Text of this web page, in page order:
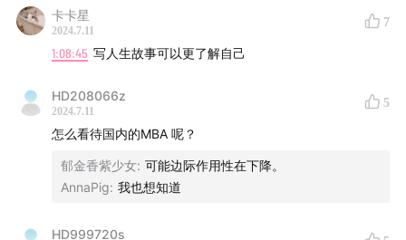
局限于传统的价值投资或基本面分析。算法工程师负责编写
处理各种影响因素的复杂算法，从而让非特定行业专家也能
进行跨行业的投资。
📚在面对不同人群时，你是如何调整自我并减少内心的消耗
当我掌握了足够的专业知识和技术能力，使工作变得不再紧
张时，会通过观察他人并总结交流技巧来处理与各种人群的
关系。比如，在一家小型买方机构实习期间，了解到尽管自
相处的过程中仍需学会释放情绪价值，并在此基础上运用合
卡卡星
2024.7.11
7
1:08:45 写人生故事可以更了解自己
HD208066z
2024.7.11
5
怎么看待国内的MBA 呢？
郁金香紫少女: 可能边际作用性在下降。
AnnaPig: 我也想知道
HD999720s